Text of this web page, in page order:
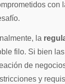
con
la
filo. Si bien
de
y